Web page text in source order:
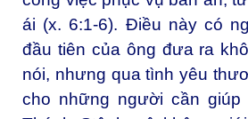
ái (x. 6:1-6). Điều này có
đầu tiên của ông đưa ra
nói, nhưng qua tình yêu
cho những người cần giúp